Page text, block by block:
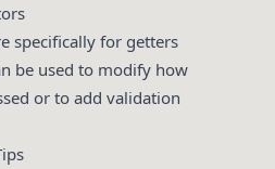
specifically for getters
be used to modify how
or to add validation